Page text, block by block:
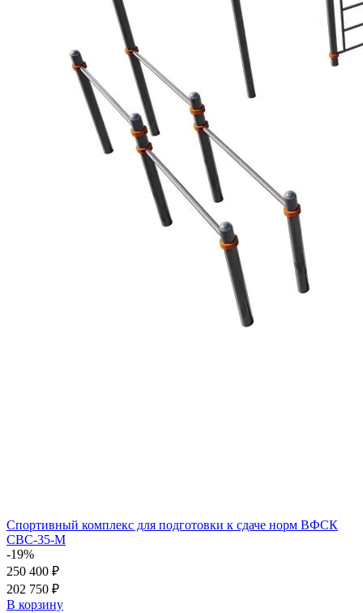
Спортивный комплекс для подготовки к сдаче норм ВФСК
СВС-35-М
-19%
250 400 ₽
202 750 ₽
В корзину